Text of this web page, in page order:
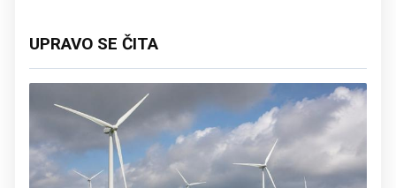
UPRAVO SE ČITA